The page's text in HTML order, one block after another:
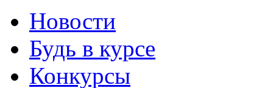
Новости
Будь в курсе
Конкурсы